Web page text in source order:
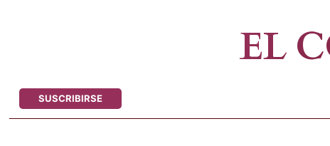
EL
SUSCRIBIRSE